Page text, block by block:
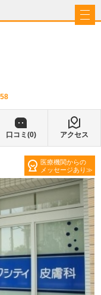
口コミ(0) アクセス
医療機関からの
メッセージあり